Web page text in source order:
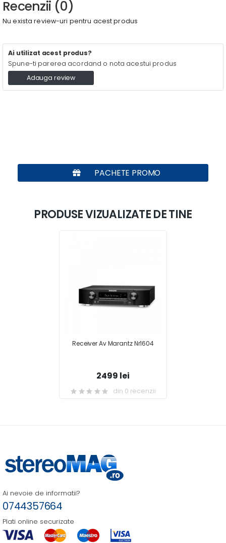
Recenzii (0)
Nu exista review-uri pentru acest produs
Ai utilizat acest produs?
Spune-ti parerea acordand o nota acestui produs
Adauga review
PACHETE PROMO
PRODUSE VIZUALIZATE DE TINE
Receiver Av Marantz Nr1604
2499 lei
din 0 recenzii
Ai nevoie de informatii?
0744357664
Plati online securizate